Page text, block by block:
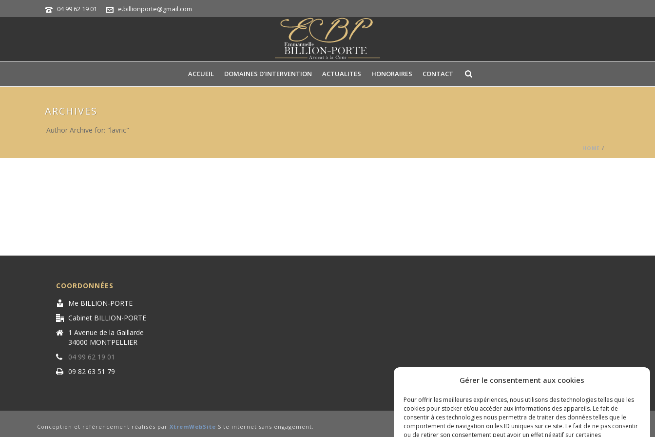
Gérer le consentement aux cookies
Pour offrir les meilleures expériences, nous utilisons des technologies telles que les
cookies pour stocker et/ou accéder aux informations des appareils. Le fait de
consentir à ces technologies nous permettra de traiter des données telles que le
comportement de navigation ou les ID uniques sur ce site. Le fait de ne pas consentir
ou de retirer son consentement peut avoir un effet négatif sur certaines
04 99 62 19 01 e.billionporte@gmail.com
ACCUEIL DOMAINES D’INTERVENTION ACTUALITES HONORAIRES CONTACT
ARCHIVES
Author Archive for: "lavric"
HOME /
COORDONNÉES
Me BILLION-PORTE
Cabinet BILLION-PORTE
1 Avenue de la Gaillarde
34000 MONTPELLIER
04 99 62 19 01
09 82 63 51 79
Conception et référencement réalisés par XtremWebSite Site internet sans engagement. Mentions légales Plan du site